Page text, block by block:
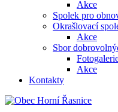
Akce
Spolek pro
Okrašlovací
Akce
Sbor
Akce
Kontakty